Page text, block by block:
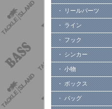
・ リールパーツ
・ ライン
・ フック
・ シンカー
・ 小物
・ ボックス
・ バッグ